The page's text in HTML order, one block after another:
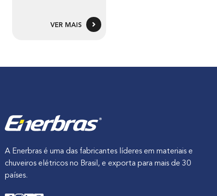
VER MAIS
A Enerbras é uma das fabricantes líderes em materiais e
chuveiros elétricos no Brasil, e exporta para mais de 30
países.